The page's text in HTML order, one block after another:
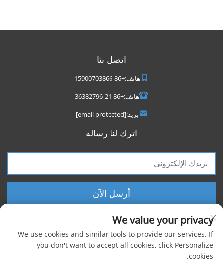
اتصل بنا
هاتف:+86-15900703866
هاتف:+86-21-36382796
بريد:[email protected]
اترك لنا رسالة
أرسل الآن
We value your privacy
We use cookies and similar tools to provide our services. If
you don't want to accept all cookies, click Personalize
cookies.